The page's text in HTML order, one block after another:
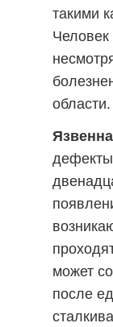
такими
области.
дефекты
может
после